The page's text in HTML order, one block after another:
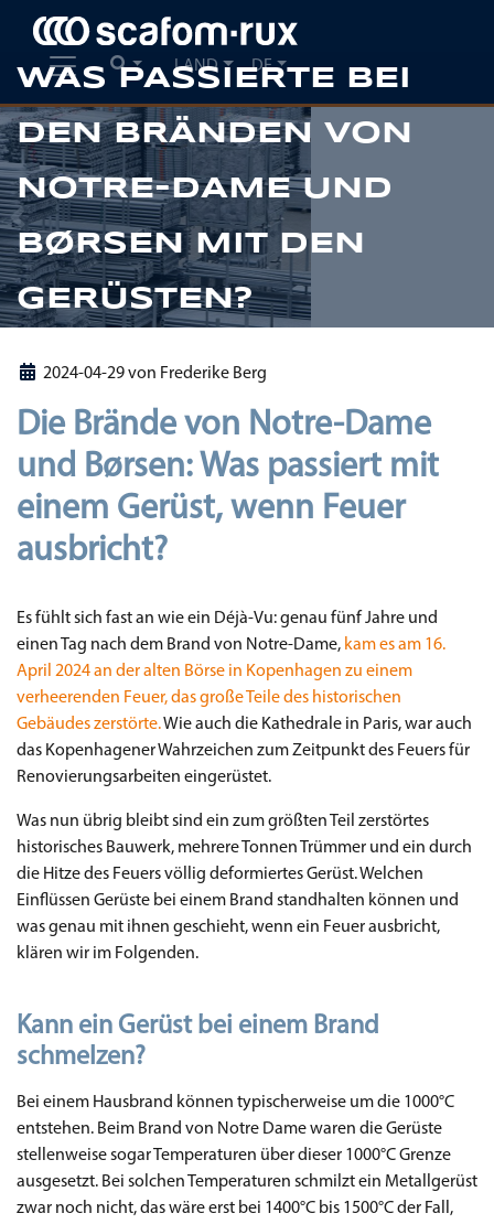
LAND DE
Previous
WAS PASSIERTE BEI
DEN BRÄNDEN VON
NOTRE-DAME UND
BØRSEN MIT DEN
GERÜSTEN?
2024-04-29von Frederike Berg
Die Brände von Notre-Dame
und Børsen: Was passiert mit
einem Gerüst, wenn Feuer
ausbricht?
Es fühlt sich fast an wie ein Déjà-Vu: genau fünf Jahre und
einen Tag nach dem Brand von Notre-Dame, kam es am 16.
April 2024 an der alten Börse in Kopenhagen zu einem
verheerenden Feuer, das große Teile des historischen
Gebäudes zerstörte.Wie auch die Kathedrale in Paris, war auch
das Kopenhagener Wahrzeichen zum Zeitpunkt des Feuers für
Renovierungsarbeiten eingerüstet.
Was nun übrig bleibt sind ein zum größten Teil zerstörtes
historisches Bauwerk, mehrere Tonnen Trümmer und ein durch
die Hitze des Feuers völlig deformiertes Gerüst. Welchen
Einflüssen Gerüste bei einem Brand standhalten können und
was genau mit ihnen geschieht, wenn ein Feuer ausbricht,
klären wir im Folgenden.
Kann ein Gerüst bei einem Brand
schmelzen?
Bei einem Hausbrand können typischerweise um die 1000°C
entstehen. Beim Brand von Notre Dame waren die Gerüste
stellenweise sogar Temperaturen über dieser 1000°C Grenze
ausgesetzt. Bei solchen Temperaturen schmilzt ein Metallgerüst
zwar noch nicht, das wäre erst bei 1400°C bis 1500°C der Fall,